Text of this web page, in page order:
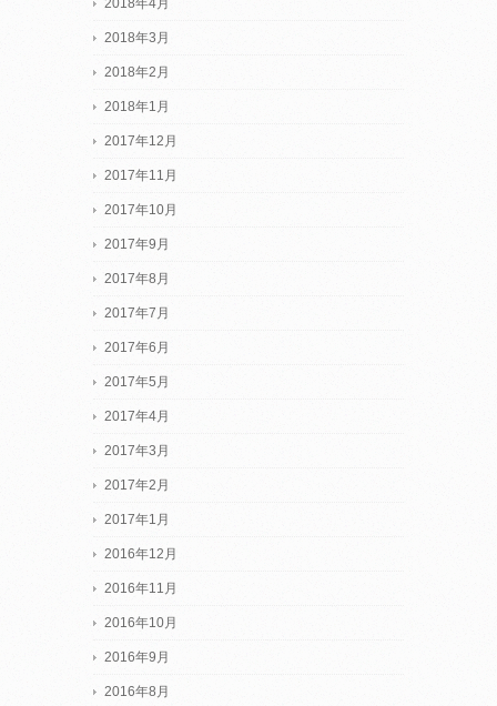
2018年4月
2018年3月
2018年2月
2018年1月
2017年12月
2017年11月
2017年10月
2017年9月
2017年8月
2017年7月
2017年6月
2017年5月
2017年4月
2017年3月
2017年2月
2017年1月
2016年12月
2016年11月
2016年10月
2016年9月
2016年8月